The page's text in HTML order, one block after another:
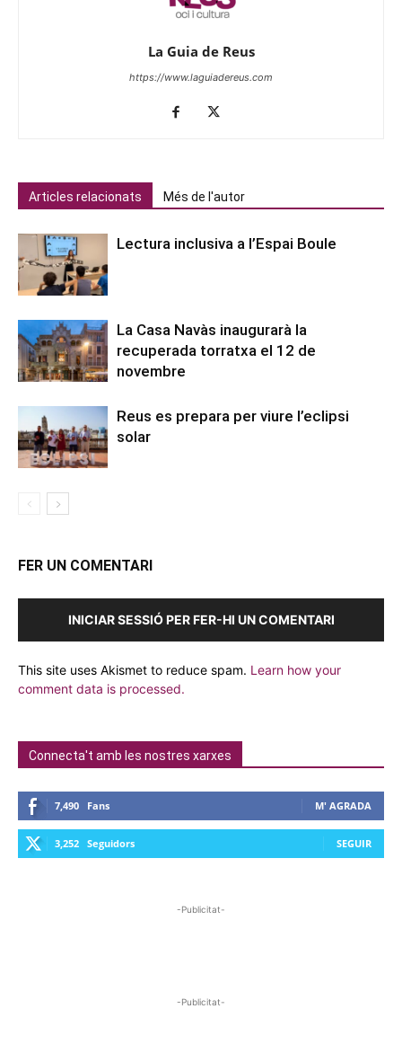
La Guia de Reus
https://www.laguiadereus.com
Articles relacionats Més de l'autor
Lectura inclusiva a l’Espai Boule
La Casa Navàs inaugurarà la
recuperada torratxa el 12 de
novembre
Reus es prepara per viure l’eclipsi
solar
FER UN COMENTARI
INICIAR SESSIÓ PER FER-HI UN COMENTARI
This site uses Akismet to reduce spam. Learn how your
comment data is processed.
Connecta't amb les nostres xarxes
7,490 Fans M' AGRADA
3,252 Seguidors SEGUIR
-Publicitat-
-Publicitat-